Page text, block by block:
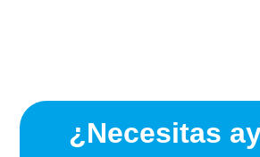
¿Necesitas